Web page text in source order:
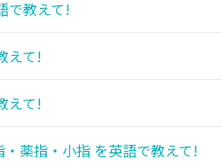
で教えて!
えて!
えて!
薬指・小指 を英語で教えて!